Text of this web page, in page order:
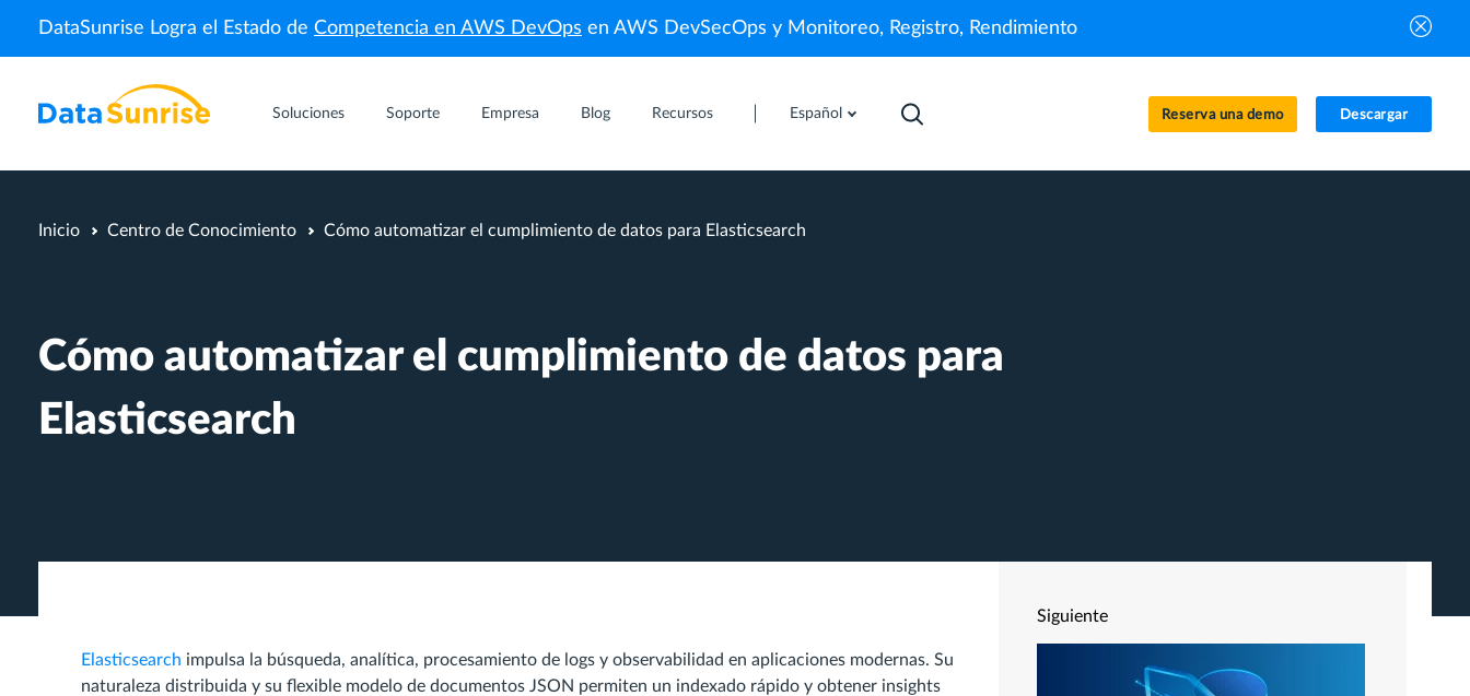
DataSunrise Logra el Estado de Competencia en AWS DevOps en AWS DevSecOps y Monitoreo, Registro, Rendimiento
Soluciones Soporte Empresa Blog Recursos Español Reserva una demo Descargar
Inicio Centro de Conocimiento Cómo automatizar el cumplimiento de datos para Elasticsearch
Cómo automatizar el cumplimiento de datos para
Elasticsearch
Elasticsearch impulsa la búsqueda, analítica, procesamiento de logs y observabilidad en aplicaciones modernas. Su
naturaleza distribuida y su flexible modelo de documentos JSON permiten un indexado rápido y obtener insights
Siguiente